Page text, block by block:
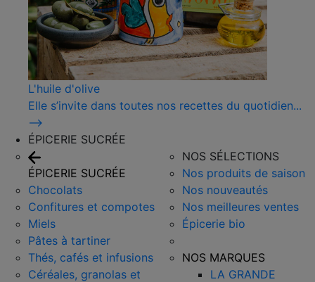
L'huile d'olive
Elle s’invite dans toutes nos recettes du quotidien...
⟶
ÉPICERIE SUCRÉE
ÉPICERIE SUCRÉE
Chocolats
Confitures et compotes
Miels
Pâtes à tartiner
Thés, cafés et infusions
Céréales, granolas et
NOS SÉLECTIONS
Nos produits de saison
Nos nouveautés
Nos meilleures ventes
Épicerie bio
NOS MARQUES
LA GRANDE